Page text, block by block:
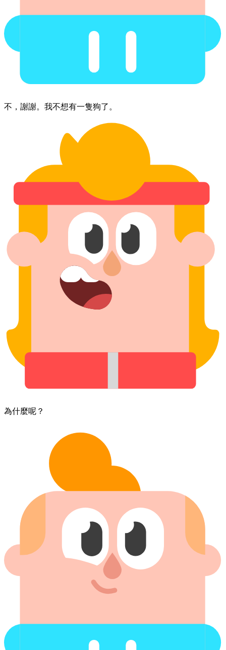
不，​謝謝。​我​不​想有​一隻狗​了。
為什麼呢？